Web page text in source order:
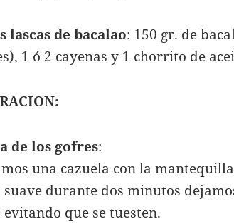
lascas de bacalao: 150 gr. de
1 ó 2 cayenas y 1 chorrito de
de los gofres:
una cazuela con la
suave durante dos minutos
evitando que se tuesten.